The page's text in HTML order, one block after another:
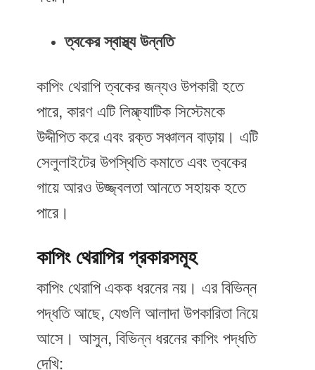
ত্বকের স্বাস্থ্য উন্নতি
কাপিং থেরাপি ত্বকের জন্যও উপকারী হতে
পারে, কারণ এটি লিম্ফ্যাটিক সিস্টেমকে
উদ্দীপিত করে এবং রক্ত সঞ্চালন বাড়ায়। এটি
সেলুলাইটের উপস্থিতি কমাতে এবং ত্বকের
গায়ে আরও উজ্জ্বলতা আনতে সহায়ক হতে
পারে।
কাপিং থেরাপির প্রকারসমূহ
কাপিং থেরাপি একক ধরনের নয়। এর বিভিন্ন
পদ্ধতি আছে, যেগুলি আলাদা উপকারিতা নিয়ে
আসে। আসুন, বিভিন্ন ধরনের কাপিং পদ্ধতি
দেখি: